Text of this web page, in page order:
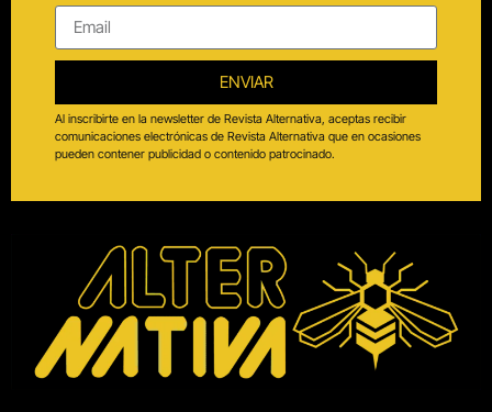
ENVIAR
Al inscribirte en la newsletter de Revista Alternativa, aceptas recibir
comunicaciones electrónicas de Revista Alternativa que en ocasiones
pueden contener publicidad o contenido patrocinado.